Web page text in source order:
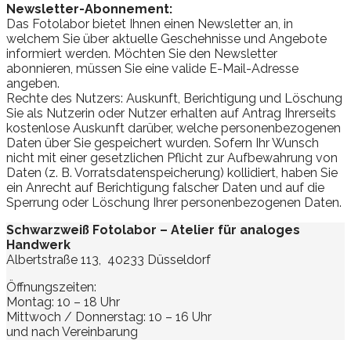
Newsletter-Abonnement:
Das Fotolabor bietet Ihnen einen Newsletter an, in
welchem Sie über aktuelle Geschehnisse und Angebote
informiert werden. Möchten Sie den Newsletter
abonnieren, müssen Sie eine valide E-Mail-Adresse
angeben.
Rechte des Nutzers: Auskunft, Berichtigung und Löschung
Sie als Nutzerin oder Nutzer erhalten auf Antrag Ihrerseits
kostenlose Auskunft darüber, welche personenbezogenen
Daten über Sie gespeichert wurden. Sofern Ihr Wunsch
nicht mit einer gesetzlichen Pflicht zur Aufbewahrung von
Daten (z. B. Vorratsdatenspeicherung) kollidiert, haben Sie
ein Anrecht auf Berichtigung falscher Daten und auf die
Sperrung oder Löschung Ihrer personenbezogenen Daten.
Schwarzweiß Fotolabor – Atelier für analoges
Handwerk
Albertstraße 113, 40233 Düsseldorf
Öffnungszeiten:
Montag: 10 – 18 Uhr
Mittwoch / Donnerstag: 10 – 16 Uhr
und nach Vereinbarung